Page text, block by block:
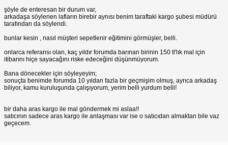
şöyle de enteresan bir durum var,
arkadaşa söylenen lafların birebir aynısı benim taraftaki kargo şubesi müdürü
tarafından da söylendi.
bunlar kesin , nasıl müşteri sepetlenir eğitimini görmüşler, belli.
onlarca referansı olan, kaç yıldır forumda barınan birinin 150 tl'lık mal için
itibarını hiçe sayacağını riske edeceğini düşünmüyorum.
Bana dönecekler için söyleyeyim;
sonuçta benimde forumda 10 yıldan fazla bir geçmişim olmuş, ayrıca arkadaş
biliyor, kamu kuruluşunda çalışıyorum, yerim belli yurdum belli!
bir daha aras kargo ile mal göndermek mi aslaa!!
satıcının sadece aras kargo ile anlaşması var ise o satıcıdan almaktan bile vaz
geçecem.